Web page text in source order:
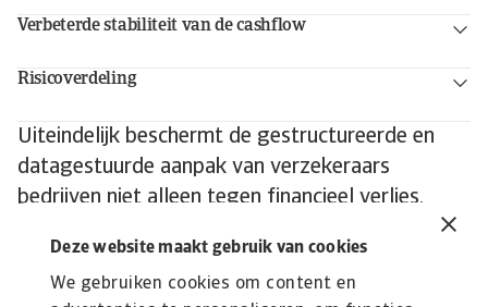
Deze website maakt gebruik van cookies
We gebruiken cookies om content en
Verbeterde stabiliteit van de cashflow
Risicoverdeling
Uiteindelijk beschermt de gestructureerde en
datagestuurde aanpak van verzekeraars
bedrijven niet alleen tegen financieel verlies,
kredietbeheerkader.
Neem contact met onsop om te ontdekken hoe